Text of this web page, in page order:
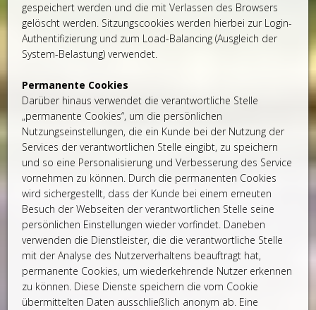
gespeichert werden und die mit Verlassen des Browsers
gelöscht werden. Sitzungscookies werden hierbei zur Login-
Authentifizierung und zum Load-Balancing (Ausgleich der
System-Belastung) verwendet.
Permanente Cookies
Darüber hinaus verwendet die verantwortliche Stelle
„permanente Cookies“, um die persönlichen
Nutzungseinstellungen, die ein Kunde bei der Nutzung der
Services der verantwortlichen Stelle eingibt, zu speichern
und so eine Personalisierung und Verbesserung des Service
vornehmen zu können. Durch die permanenten Cookies
wird sichergestellt, dass der Kunde bei einem erneuten
Besuch der Webseiten der verantwortlichen Stelle seine
persönlichen Einstellungen wieder vorfindet. Daneben
verwenden die Dienstleister, die die verantwortliche Stelle
mit der Analyse des Nutzerverhaltens beauftragt hat,
permanente Cookies, um wiederkehrende Nutzer erkennen
zu können. Diese Dienste speichern die vom Cookie
übermittelten Daten ausschließlich anonym ab. Eine